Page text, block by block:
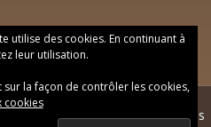
· Réalisation Web DP·Mentions
utilise des cookies. En continuant à
leur utilisation.
la façon de contrôler les cookies,
cookies